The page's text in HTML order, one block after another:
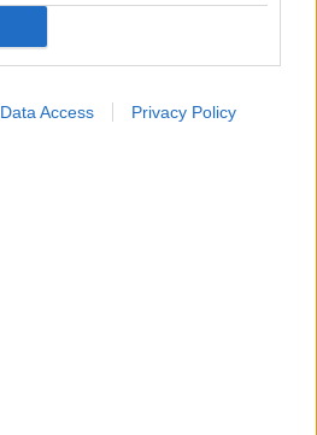
Data Access Privacy Policy